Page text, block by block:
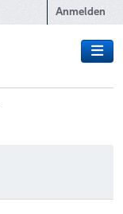
Anmelden